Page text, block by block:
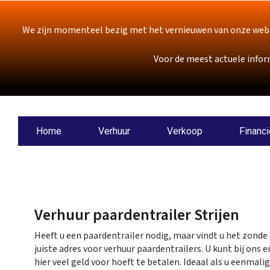
We zijn momenteel bezig met het vernieuwen van onze
Voor de meest actuele
Home Verhuur Verkoop
Verhuur paardentrailer Strijen
Heeft u een paardentrailer nodig, maar vindt u het
juiste adres voor verhuur paardentrailers. U kunt bij ons
hier veel geld voor hoeft te betalen. Ideaal als u